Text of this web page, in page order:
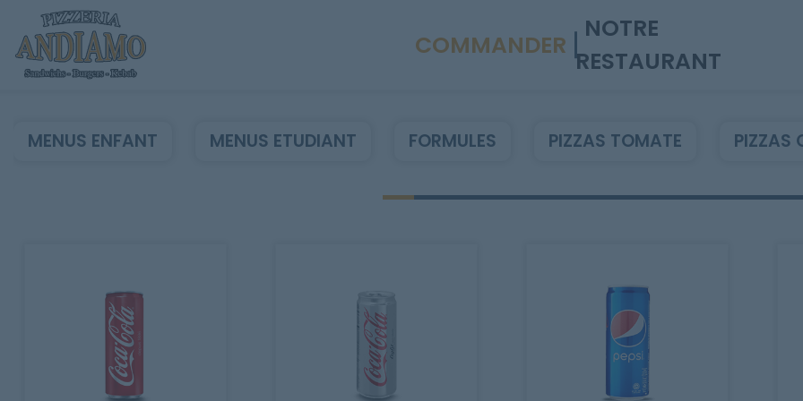
Contact
Mentions Légales
COMMANDER
NOTRE
RESTAURANT
MENUS ENFANT MENUS ETUDIANT FORMULES PIZZAS TOMATE PIZZAS